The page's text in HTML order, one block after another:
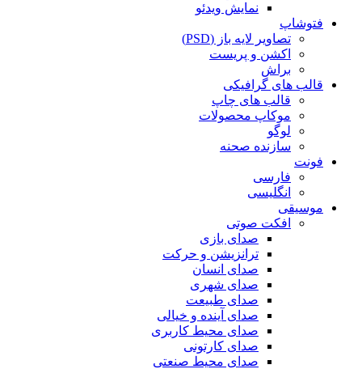
نمایش ویدئو
فتوشاپ
تصاویر لایه باز (PSD)
اکشن و پریست
براش
قالب های گرافیکی
قالب های چاپ
موکاپ محصولات
لوگو
سازنده صحنه
فونت
فارسی
انگلیسی
موسیقی
افکت صوتی
صدای بازی
ترانزیشن و حرکت
صدای انسان
صدای شهری
صدای طبیعت
صدای آینده و خیالی
صدای محیط کاربری
صدای کارتونی
صدای محیط صنعتی